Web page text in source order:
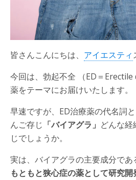
皆さんこんにちは、 アイエスティ
今回は、勃起不全 （ED＝
薬をテーマにお届けいたします。
早速ですが、ED治療薬の代名詞
んご存じ 「バイアグラ」 どんな
じでしょうか。
実は、バイアグラの主要成分であ
もともと狭心症の薬として研究開